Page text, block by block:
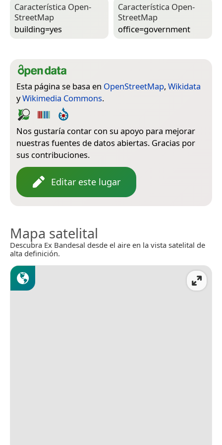
Característica Open­
Street­Map
building=­yes
Característica Open­
Street­Map
office=­government
Esta página se basa en OpenStreetMap, Wikidata
yWikimedia Commons.
Nos gustaría contar con su apoyo para mejorar
nuestras fuentes de datos abiertas. Gracias por
sus contribuciones.
Editar este lugar
Mapa satelital
Descubra Ex Bandesal desde el aire en la vista satelital de
alta definición.